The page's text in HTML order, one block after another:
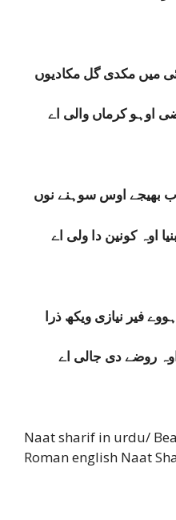
میں مکدی گل مکادیوں
اوہو کرماں والی اے
بھیجے اوس سوہنے نوں
اوہ کونین دا ولی اے
فیر نیازی ویکھ ذرا
اوہ روضے دی جالی اے
Naat sharif in urdu/
Roman english Naat